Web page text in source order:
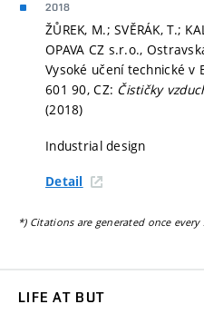
2018
ŽŮREK, M.; SVĚRÁK, T.;
OPAVA CZ s.r.o.,
Vysoké učení technické v
601 90, CZ: Čističky
(2018)
Industrial design
Detail
*) Citations are generated once every
LIFE AT BUT